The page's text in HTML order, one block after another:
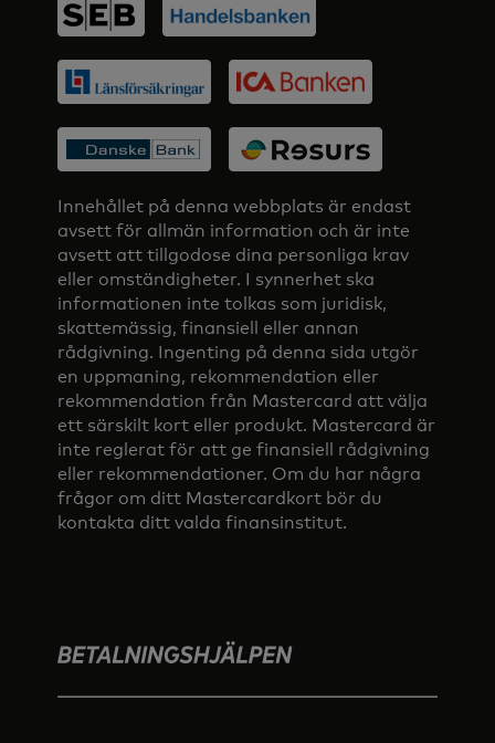
Innehållet på denna webbplats är endast
avsett för allmän information och är inte
avsett att tillgodose dina personliga krav
eller omständigheter. I synnerhet ska
informationen inte tolkas som juridisk,
skattemässig, finansiell eller annan
rådgivning. Ingenting på denna sida utgör
en uppmaning, rekommendation eller
rekommendation från Mastercard att välja
ett särskilt kort eller produkt. Mastercard är
inte reglerat för att ge finansiell rådgivning
eller rekommendationer. Om du har några
frågor om ditt Mastercardkort bör du
kontakta ditt valda finansinstitut.